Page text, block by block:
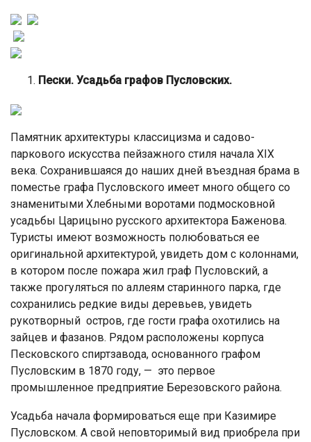
Пески. Усадьба графов Пусловских.
Памятник архитектуры классицизма и садово-
паркового искусства пейзажного стиля начала XIX
века. Сохранившаяся до наших дней въездная брама в
поместье графа Пусловского имеет много общего со
знаменитыми Хлебными воротами подмосковной
усадьбы Царицыно русского архитектора Баженова.
Туристы имеют возможность полюбоваться ее
оригинальной архитектурой, увидеть дом с колоннами,
в котором после пожара жил граф Пусловский, а
также прогуляться по аллеям старинного парка, где
сохранились редкие виды деревьев, увидеть
рукотворный остров, где гости графа охотились на
зайцев и фазанов. Рядом расположены корпуса
Песковского спиртзавода, основанного графом
Пусловским в 1870 году, — это первое
промышленное предприятие Березовского района.
Усадьба начала формироваться еще при Казимире
Пусловском. А свой неповторимый вид приобрела при